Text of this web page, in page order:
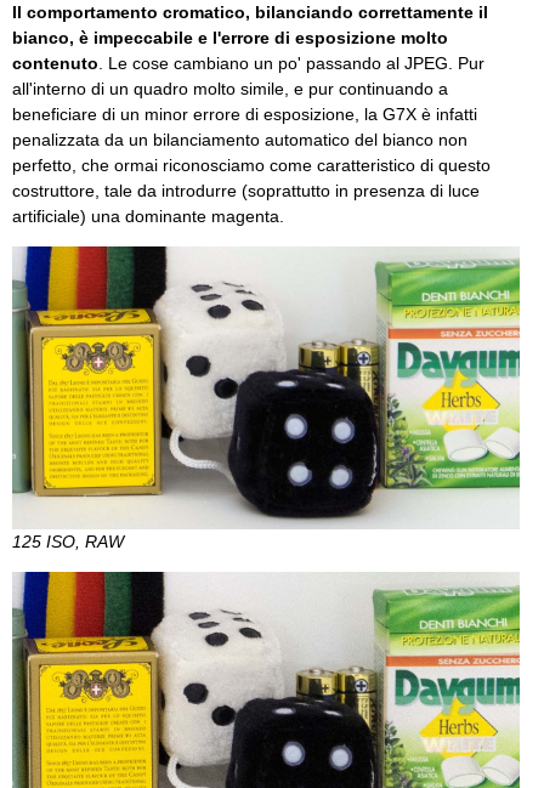
Il comportamento cromatico, bilanciando correttamente il
bianco, è impeccabile e l'errore di esposizione molto
contenuto . Le cose cambiano un po' passando al JPEG. Pur
all'interno di un quadro molto simile, e pur continuando a
beneficiare di un minor errore di esposizione, la G7X è infatti
penalizzata da un bilanciamento automatico del bianco non
perfetto, che ormai riconosciamo come caratteristico di questo
costruttore, tale da introdurre (soprattutto in presenza di luce
artificiale) una dominante magenta.
125 ISO, RAW